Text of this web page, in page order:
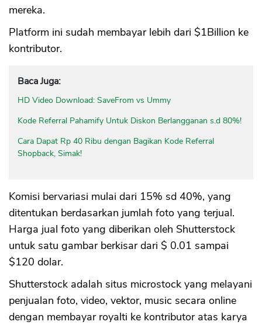
mereka.
Platform ini sudah membayar lebih dari $1Billion ke
kontributor.
Baca Juga:
HD Video Download: SaveFrom vs Ummy
Kode Referral Pahamify Untuk Diskon Berlangganan s.d 80%!
Cara Dapat Rp 40 Ribu dengan Bagikan Kode Referral
Shopback, Simak!
Komisi bervariasi mulai dari 15% sd 40%, yang
ditentukan berdasarkan jumlah foto yang terjual.
Harga jual foto yang diberikan oleh Shutterstock
untuk satu gambar berkisar dari $ 0.01 sampai
$120 dolar.
Shutterstock adalah situs microstock yang melayani
penjualan foto, video, vektor, music secara online
dengan membayar royalti ke kontributor atas karya